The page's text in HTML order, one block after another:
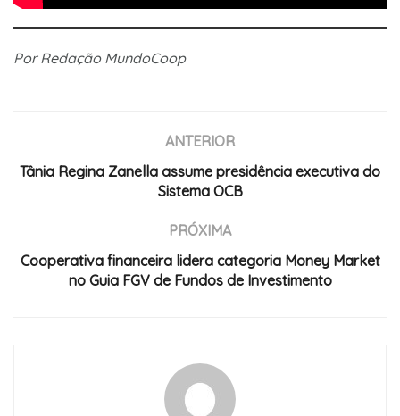
Por Redação MundoCoop
ANTERIOR
Tânia Regina Zanella assume presidência executiva do
Sistema OCB
PRÓXIMA
Cooperativa financeira lidera categoria Money Market
no Guia FGV de Fundos de Investimento